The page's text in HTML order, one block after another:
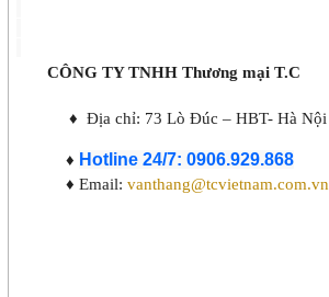
CÔNG TY TNHH Thương mại T.C
♦ Địa chỉ: 73 Lò Đúc – HBT- Hà Nội
♦ Hotline 24/7: 0906.929.868
♦ Email:vanthang@tcvietnam.com.vn